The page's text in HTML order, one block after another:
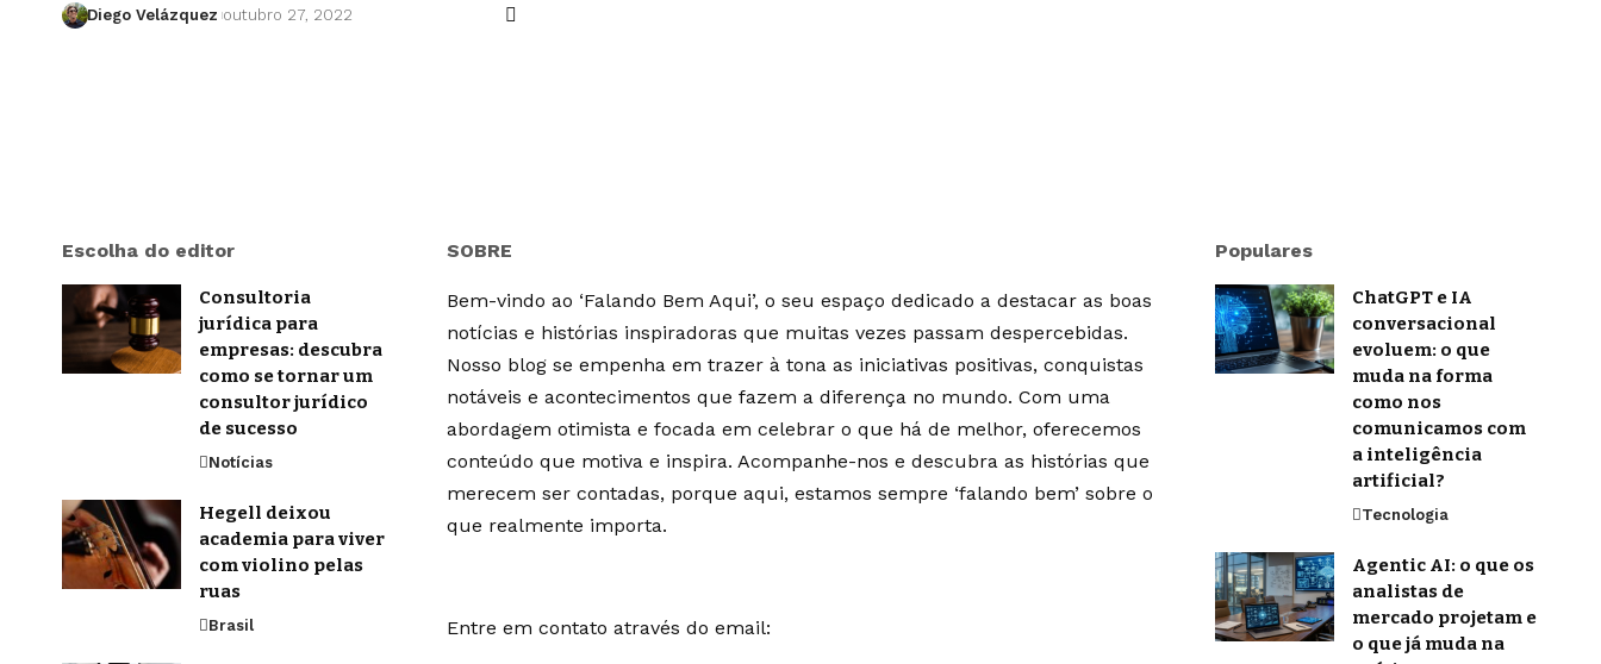
Diego Velázquez outubro 27, 2022
Escolha do editor
Consultoria
jurídica para
empresas: descubra
como se tornar um
consultor jurídico
de sucesso
Notícias
Hegell deixou
academia para viver
com violino pelas
ruas
Brasil
SOBRE
Bem-vindo ao ‘Falando Bem Aqui’, o seu espaço dedicado a destacar as boas
notícias e histórias inspiradoras que muitas vezes passam despercebidas.
Nosso blog se empenha em trazer à tona as iniciativas positivas, conquistas
notáveis e acontecimentos que fazem a diferença no mundo. Com uma
abordagem otimista e focada em celebrar o que há de melhor, oferecemos
conteúdo que motiva e inspira. Acompanhe-nos e descubra as histórias que
merecem ser contadas, porque aqui, estamos sempre ‘falando bem’ sobre o
que realmente importa.
Entre em contato através do email:
Populares
ChatGPT e IA
conversacional
evoluem: o que
muda na forma
como nos
comunicamos com
a inteligência
artificial?
Tecnologia
Agentic AI: o que os
analistas de
mercado projetam e
o que já muda na